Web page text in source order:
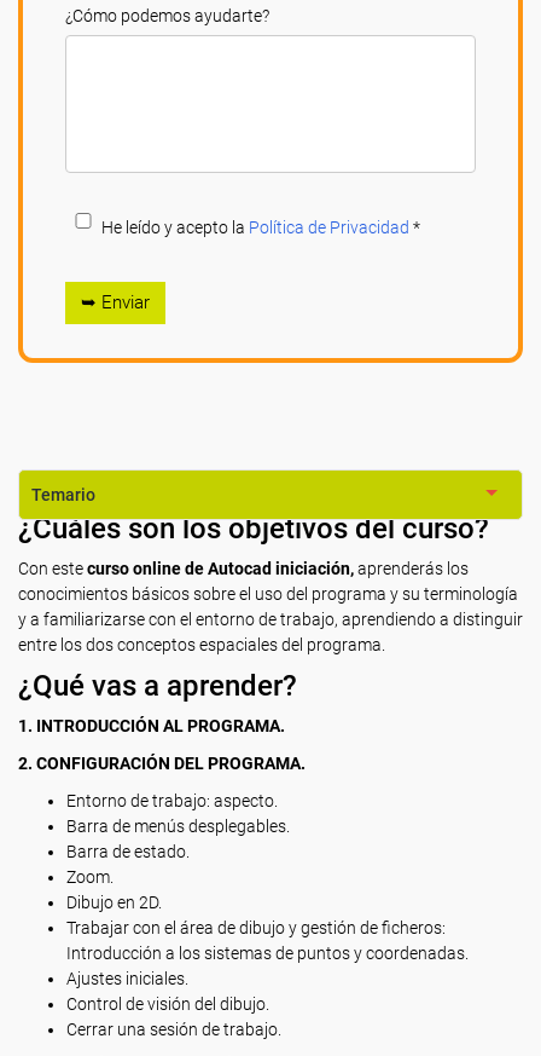
¿Cómo podemos ayudarte?
He leído y acepto la Política de Privacidad *
➥ Enviar
Temario
¿Cuáles son los objetivos del curso?
Con estecurso online de Autocad iniciación,aprenderás los
conocimientos básicos sobre el uso del programa y su terminología
y a familiarizarse con el entorno de trabajo, aprendiendo a distinguir
entre los dos conceptos espaciales del programa.
¿Qué vas a aprender?
1. INTRODUCCIÓN AL PROGRAMA.
2. CONFIGURACIÓN DEL PROGRAMA.
Entorno de trabajo: aspecto.
Barra de menús desplegables.
Barra de estado.
Zoom.
Dibujo en 2D.
Trabajar con el área de dibujo y gestión de ficheros:
Introducción a los sistemas de puntos y coordenadas.
Ajustes iniciales.
Control de visión del dibujo.
Cerrar una sesión de trabajo.